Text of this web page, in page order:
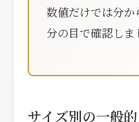
数値だけでは分か
分の目で確認しま
サイズ別の一般